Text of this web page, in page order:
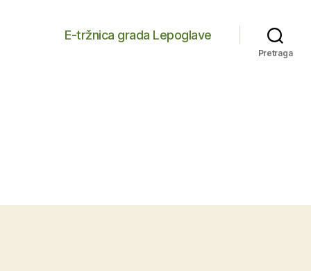
E-tržnica grada Lepoglave
Pretraga